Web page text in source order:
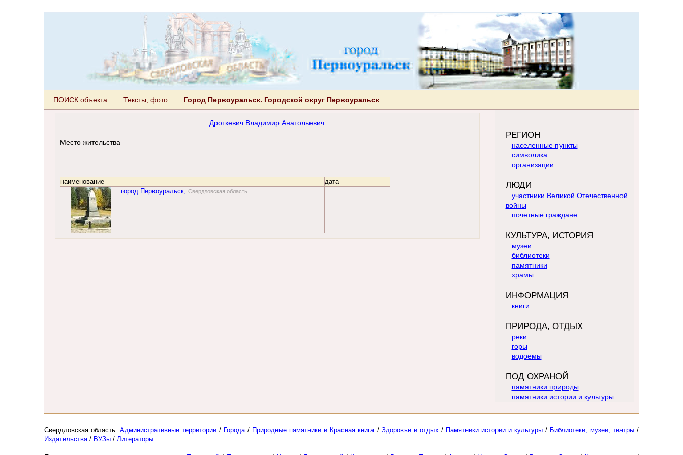
ПОИСК объекта Тексты, фото Город Первоуральск. Городской округ Первоуральск
Дроткевич Владимир Анатольевич
Место жительства
наименование
дата
город Первоуральск, Свердловская область
РЕГИОН
населенные пункты
символика
организации
ЛЮДИ
участники Великой Отечественной
войны
почетные граждане
КУЛЬТУРА, ИСТОРИЯ
музеи
библиотеки
памятники
храмы
ИНФОРМАЦИЯ
книги
ПРИРОДА, ОТДЫХ
реки
горы
водоемы
ПОД ОХРАНОЙ
памятники природы
памятники истории и культуры
Свердловская область:Административные территории / Города/ Природные памятники и Красная книга/ Здоровье и отдых/ Памятники истории и культуры/ Библиотеки, музеи, театры /
Издательства/ ВУЗы / Литераторы